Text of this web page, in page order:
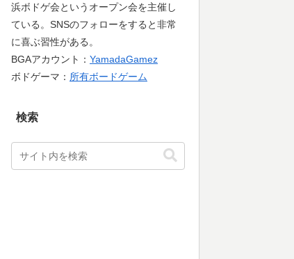
浜ボドゲ会というオープン会を主催し
ている。SNSのフォローをすると非常
に喜ぶ習性がある。
BGAアカウント： YamadaGamez
ボドゲーマ： 所有ボードゲーム
検索